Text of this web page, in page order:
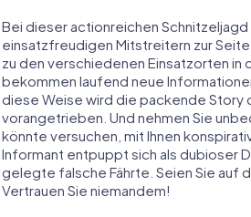
Bei dieser actionreichen
einsatzfreudigen Mitstreitern zur
zu den verschiedenen Einsatzorten in
bekommen laufend neue
diese Weise wird die packende Story
vorangetrieben. Und nehmen Sie
könnte versuchen, mit Ihnen
Informant entpuppt sich als dubioser
gelegte falsche Fährte. Seien Sie auf
Vertrauen Sie niemandem!